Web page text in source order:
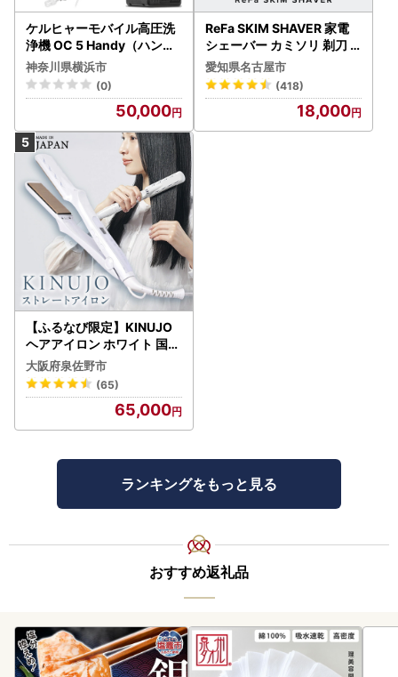
ケルヒャーモバイル高圧洗
浄機 OC 5 Handy（ハンデ
ィジェット） APV0006
神奈川県横浜市
(0)
50,000
ReFa SKIM SHAVER 家電
シェーバー カミソリ 剃刀
シェーバー
愛知県名古屋市
(418)
18,000
【ふるなび限定】KINUJO
ヘアアイロン ホワイト 国内
製造 FN-Limited-PR
大阪府泉佐野市
(65)
65,000
ランキングをもっと見る
おすすめ返礼品